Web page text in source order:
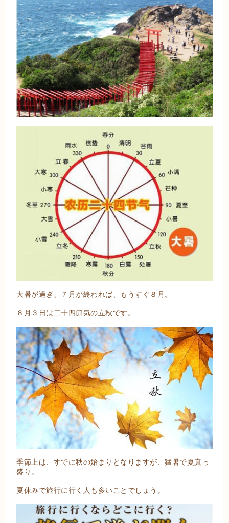
大暑が過ぎ、７月が終われば、もうすぐ８月。
８月３日は二十四節気の立秋です。
季節上は、すでに秋の始まりとなりますが、猛暑で夏真っ
盛り。
夏休みで旅行に行く人も多いことでしょう。